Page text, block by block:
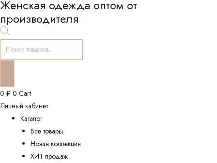
Женская одежда оптом от
производителя
Поиск
товаров
0 ₽ 0 Cart
Личный кабинет
Каталог
Все товары
Новая коллекция
ХИТ продаж